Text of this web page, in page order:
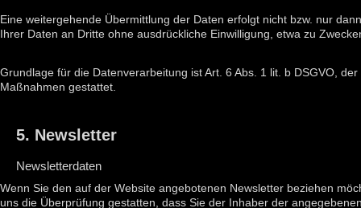
Eine weitergehende Übermittlung der Daten erfolgt nicht bzw. nur
Ihrer Daten an Dritte ohne ausdrückliche Einwilligung, etwa zu
Grundlage für die Datenverarbeitung ist Art. 6 Abs. 1 lit. b DSGVO,
Maßnahmen gestattet.
5. Newsletter
Newsletterdaten
Wenn Sie den auf der Website angebotenen Newsletter beziehen
uns die Überprüfung gestatten, dass Sie der Inhaber der